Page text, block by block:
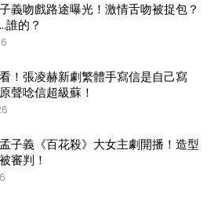
義吻戲路途曝光！激情舌吻被捉包？
誰的？
！張凌赫新劇繁體手寫信是自己寫
聲唸信超級蘇！
子義《百花殺》大女主劇開播！造型
審判！